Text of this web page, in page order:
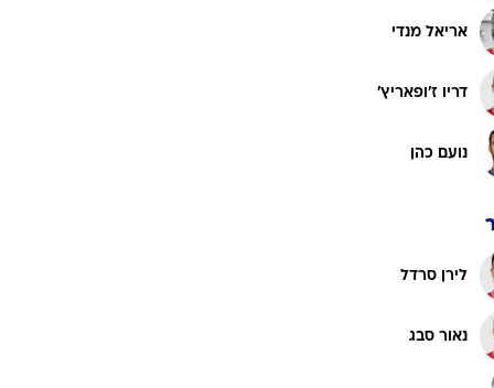
אריאל מנדי
דריו ז'ופאריץ'
נועם כהן
לירן סרדל
נאור סבג